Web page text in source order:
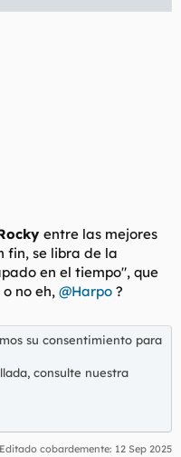
entre las mejores
fin, se libra de la
en el tiempo", que
no eh, @Harpo ?
su consentimiento para
consulte nuestra
Editado cobardemente: 12 Sep 2025